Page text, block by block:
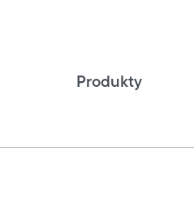
Produkty